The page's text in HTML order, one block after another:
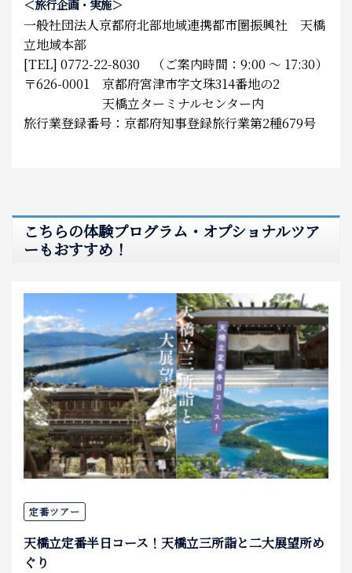
＜旅行企画・実施＞
一般社団法人京都府北部地域連携都市圏振興社 天橋
立地域本部
[TEL] 0772-22-8030 （ご案内時間：9:00 ～ 17:30）
〒626-0001 京都府宮津市字文珠314番地の2
天橋立ターミナルセンター内
旅行業登録番号：京都府知事登録旅行業第2種679号
こちらの体験プログラム・オプショナルツア
ーもおすすめ！
定番ツアー
天橋立定番半日コース！天橋立三所詣と二大展望所め
ぐり